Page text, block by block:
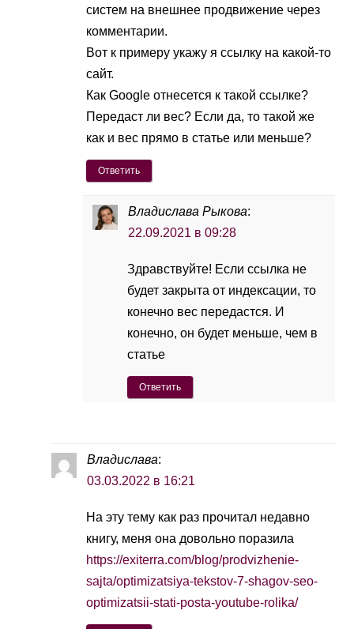
систем на внешнее продвижение через
комментарии.
Вот к примеру укажу я ссылку на какой-то
сайт.
Как Google отнесется к такой ссылке?
Передаст ли вес? Если да, то такой же
как и вес прямо в статье или меньше?
Ответить
Владислава Рыкова:
22.09.2021 в 09:28
Здравствуйте! Если ссылка не
будет закрыта от индексации, то
конечно вес передастся. И
конечно, он будет меньше, чем в
статье
Ответить
Владислава:
03.03.2022 в 16:21
На эту тему как раз прочитал недавно
книгу, меня она довольно поразила
https://exiterra.com/blog/prodvizhenie-
sajta/optimizatsiya-tekstov-7-shagov-seo-
optimizatsii-stati-posta-youtube-rolika/